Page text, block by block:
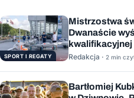
SPORT I REGATY
Mistrzostwa
Dwanaście
kwalifikacyjnej
Redakcja · 2 min
Bartłomiej